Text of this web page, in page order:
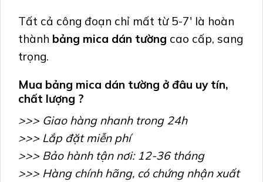
Tất cả công đoạn chỉ mất từ 5-7′ là hoàn
thành bảng mica dán tường cao cấp, sang
trọng.
Mua bảng mica dán tường ở đâu uy tín,
chất lượng ?
>>> Giao hàng nhanh trong 24h
>>> Lắp đặt miễn phí
>>> Bảo hành tận nơi: 12-36 tháng
>>> Hàng chính hãng, có chứng nhận xuất